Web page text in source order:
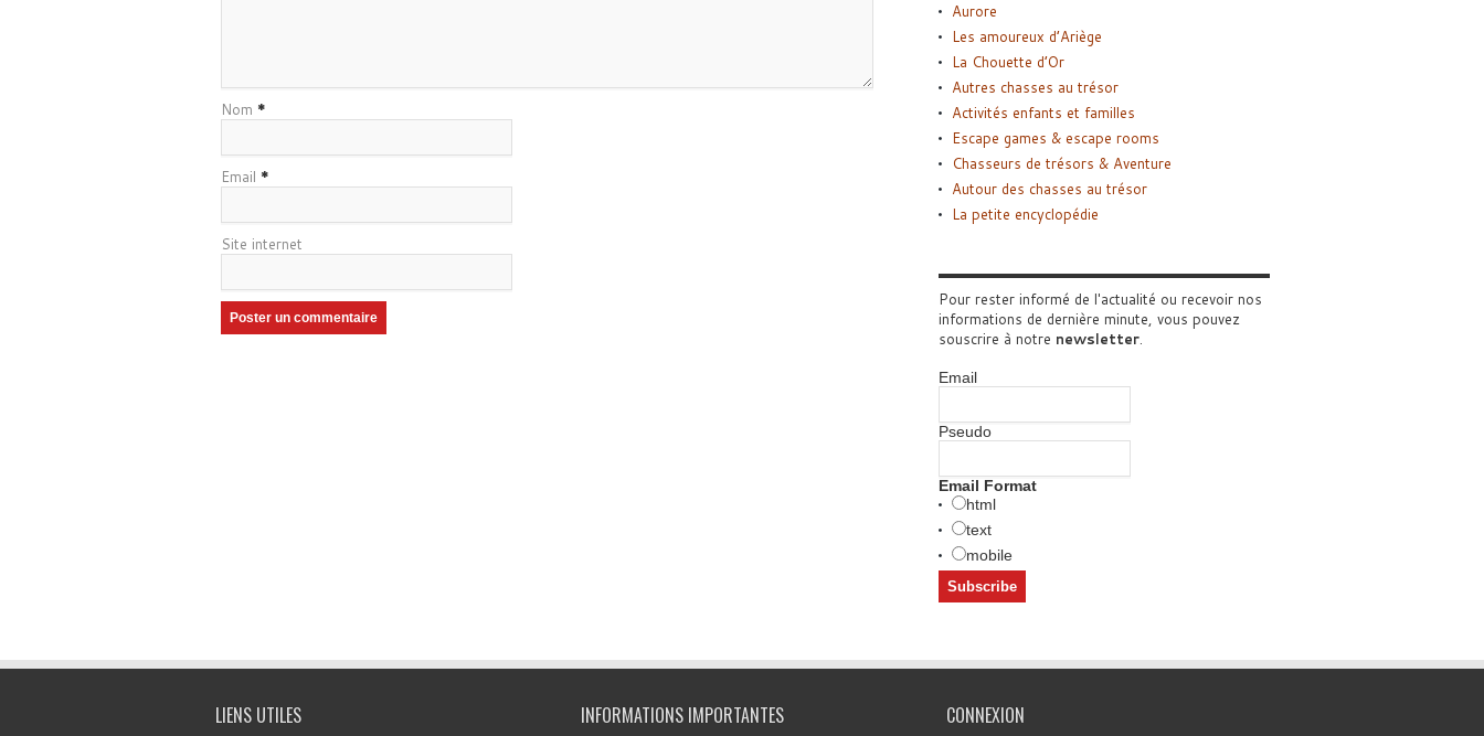
Nom *
Email *
Site internet
Aurore
Les amoureux d’Ariège
La Chouette d’Or
Autres chasses au trésor
Activités enfants et familles
Escape games & escape rooms
Chasseurs de trésors & Aventure
Autour des chasses au trésor
La petite encyclopédie
Pour rester informé de l'actualité ou recevoir nos
informations de dernière minute, vous pouvez
souscrire à notre newsletter.
Email
Pseudo
Email Format
html
text
mobile
LIENS UTILES INFORMATIONS IMPORTANTES CONNEXION